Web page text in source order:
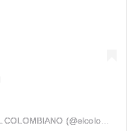
Una publicación compartida por EL COLOMBIANO (@elcolombiano_)